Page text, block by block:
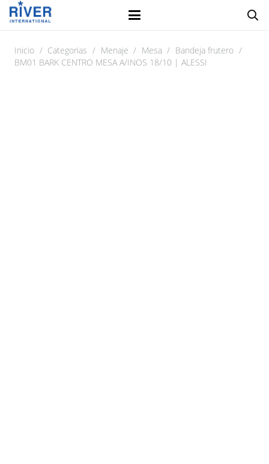
Inicio / Categorias / Menaje / Mesa / Bandeja frutero /
BM01 BARK CENTRO MESA A/INOS 18/10 | ALESSI